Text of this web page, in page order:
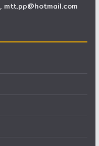
, mtt.pp@hotmail.com